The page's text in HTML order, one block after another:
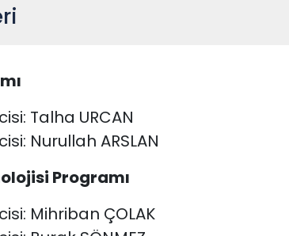
Talha URCAN
Nurullah ARSLAN
Programı
Mihriban ÇOLAK